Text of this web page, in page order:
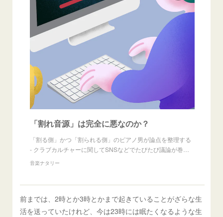
「割れ音源」は完全に悪なのか？
「割る側」かつ「割られる側」のピアノ男が論点を整理する
- クラブカルチャーに関してSNSなどでたびたび議論が巻…
音楽ナタリー
前までは、2時とか3時とかまで起きていることがざらな生
活を送っていたけれど、今は23時には眠たくなるような生